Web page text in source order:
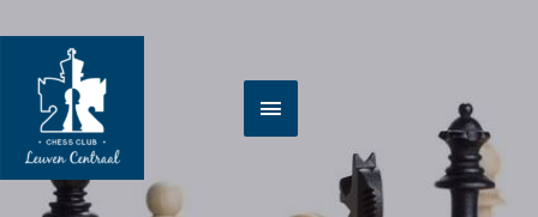
naar
inhoud